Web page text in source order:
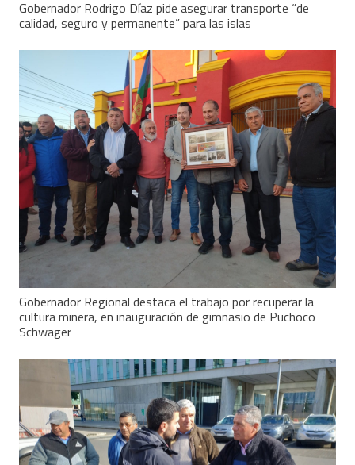
Gobernador Rodrigo Díaz pide asegurar transporte “de
calidad, seguro y permanente” para las islas
Gobernador Regional destaca el trabajo por recuperar la
cultura minera, en inauguración de gimnasio de Puchoco
Schwager